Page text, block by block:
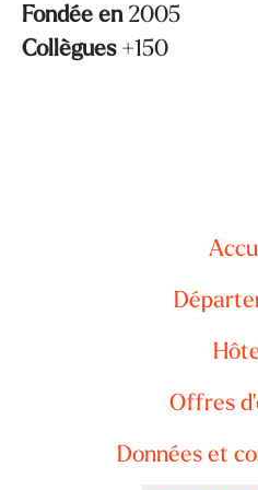
Fondée en 2005
Collègues +150
Offres
Données et